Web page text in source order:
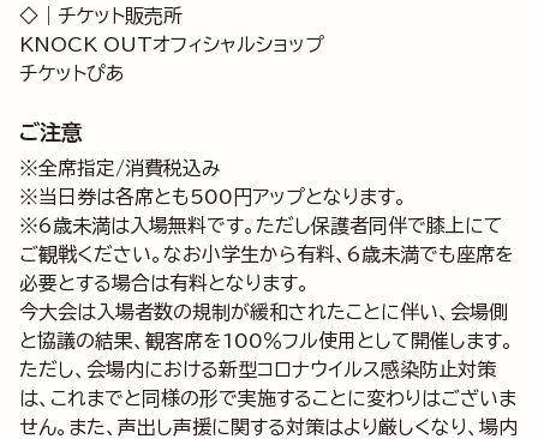
◇｜チケット販売所
KNOCK OUTオフィシャルショップ
チケットぴあ
ご注意
※全席指定/消費税込み
※当日券は各席とも500円アップとなります。
※6歳未満は入場無料です。ただし保護者同伴で膝上にて
ご観戦ください。なお小学生から有料、6歳未満でも座席を
必要とする場合は有料となります。
今大会は入場者数の規制が緩和されたことに伴い、会場側
と協議の結果、観客席を100％フル使用として開催します。
ただし、会場内における新型コロナウイルス感染防止対策
は、これまでと同様の形で実施することに変わりはございま
せん。また、声出し声援に関する対策はより厳しくなり、場内